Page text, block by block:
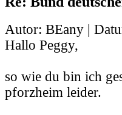
Autor: BEany |
Hallo Peggy,
so wie du bin ich
pforzheim leider.